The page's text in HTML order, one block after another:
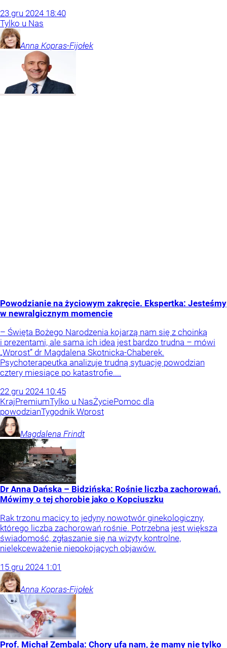
23 gru 2024 18:40
Tylko u Nas
Anna Kopras-Fijołek
Powodzianie na życiowym zakręcie. Ekspertka: Jesteśmy
w newralgicznym momencie
– Święta Bożego Narodzenia kojarzą nam się z choinką
i prezentami, ale sama ich idea jest bardzo trudna – mówi
„Wprost” dr Magdalena Skotnicka-Chaberek.
Psychoterapeutka analizuje trudną sytuację powodzian
cztery miesiące po katastrofie....
22 gru 2024 10:45
KrajPremiumTylko u NasŻyciePomoc dla
powodzianTygodnik Wprost
Magdalena Frindt
Dr Anna Dańska – Bidzińska: Rośnie liczba zachorowań.
Mówimy o tej chorobie jako o Kopciuszku
Rak trzonu macicy to jedyny nowotwór ginekologiczny,
którego liczba zachorowań rośnie. Potrzebna jest większa
świadomość, zgłaszanie się na wizyty kontrolne,
nielekceważenie niepokojących objawów.
15 gru 2024 1:01
Anna Kopras-Fijołek
Prof. Michał Zembala: Chory ufa nam, że mamy nie tylko